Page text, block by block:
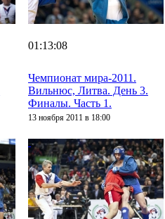
01:13:08
Чемпионат мира-2011.
Вильнюс, Литва. День 3.
Финалы. Часть 1.
13 ноября 2011 в 18:00